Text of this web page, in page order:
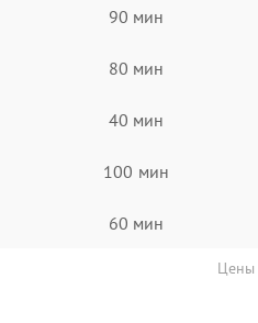
90 мин
80 мин
40 мин
100 мин
60 мин
Цены